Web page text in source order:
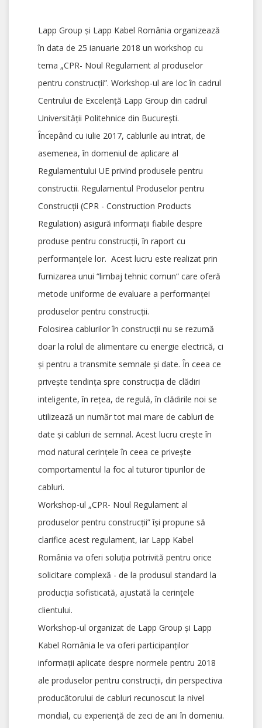
Lapp Group și Lapp Kabel România organizează
în data de 25 ianuarie 2018 un workshop cu
tema „CPR- Noul Regulament al produselor
pentru construcții”. Workshop-ul are loc în cadrul
Centrului de Excelență Lapp Group din cadrul
Universității Politehnice din București.
Începând cu iulie 2017, cablurile au intrat, de
asemenea, în domeniul de aplicare al
Regulamentului UE privind produsele pentru
constructii. Regulamentul Produselor pentru
Construcții (CPR - Construction Products
Regulation) asigură informații fiabile despre
produse pentru construcții, în raport cu
performanțele lor. Acest lucru este realizat prin
furnizarea unui “limbaj tehnic comun“ care oferă
metode uniforme de evaluare a performanței
produselor pentru construcții.
Folosirea cablurilor în construcții nu se rezumă
doar la rolul de alimentare cu energie electrică, ci
și pentru a transmite semnale și date. În ceea ce
privește tendința spre construcția de clădiri
inteligente, în rețea, de regulă, în clădirile noi se
utilizează un număr tot mai mare de cabluri de
date și cabluri de semnal. Acest lucru crește în
mod natural cerințele în ceea ce privește
comportamentul la foc al tuturor tipurilor de
cabluri.
Workshop-ul „CPR- Noul Regulament al
produselor pentru construcții” își propune să
clarifice acest regulament, iar Lapp Kabel
România va oferi soluția potrivită pentru orice
solicitare complexă - de la produsul standard la
producția sofisticată, ajustată la cerințele
clientului.
Workshop-ul organizat de Lapp Group și Lapp
Kabel România le va oferi participanților
informații aplicate despre normele pentru 2018
ale produselor pentru construcții, din perspectiva
producătorului de cabluri recunoscut la nivel
mondial, cu experiență de zeci de ani în domeniu.